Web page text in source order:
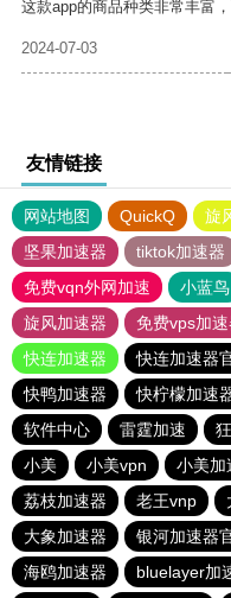
这款app的商品种类非常丰富
2024-07-03
友情链接
网站地图 QuickQ 旋
坚果加速器
tiktok加速器
免费vqn外网加速
小蓝鸟
旋风加速器
免费vps加
快连加速器
快连加速器
快鸭加速器
快柠檬加速
软件中心
雷霆加速
小美
小美vpn 小美加
荔枝加速器
老王vnp
大象加速器
银河加速器
海鸥加速器
bluelayer加